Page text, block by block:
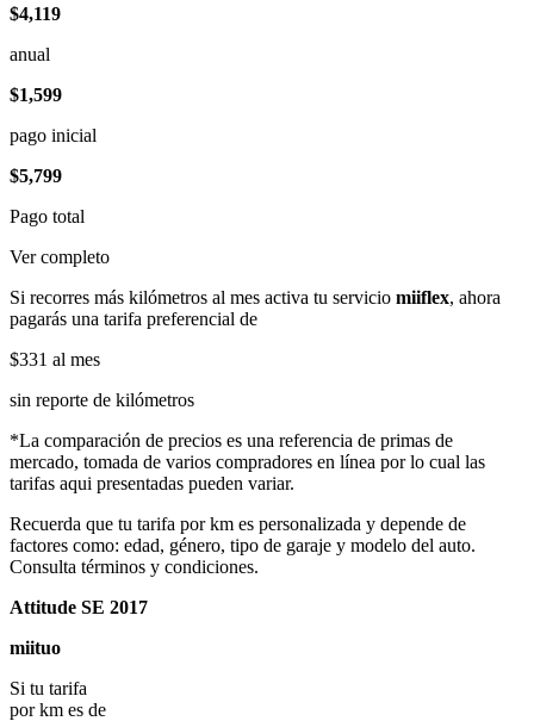
$4,119
anual
$1,599
pago inicial
$5,799
Pago total
Ver completo
Si recorres más kilómetros al mes activa tu servicio miiflex, ahora
pagarás una tarifa preferencial de
$331 al mes
sin reporte de kilómetros
*La comparación de precios es una referencia de primas de
mercado, tomada de varios compradores en línea por lo cual las
tarifas aqui presentadas pueden variar.
Recuerda que tu tarifa por km es personalizada y depende de
factores como: edad, género, tipo de garaje y modelo del auto.
Consulta términos y condiciones.
Attitude SE 2017
miituo
Si tu tarifa
por km es de